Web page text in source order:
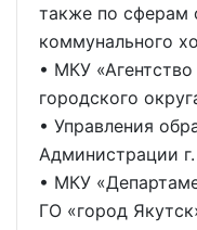
также по сферам
коммунального
• МКУ
городского
• Управления
Администрации
• МКУ
ГО «город